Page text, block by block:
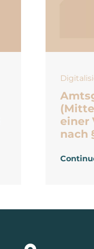
einer
nach